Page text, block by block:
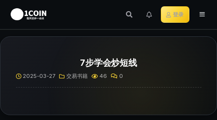
登录
7步学会炒短线
2025-03-27 交易书籍 46 0